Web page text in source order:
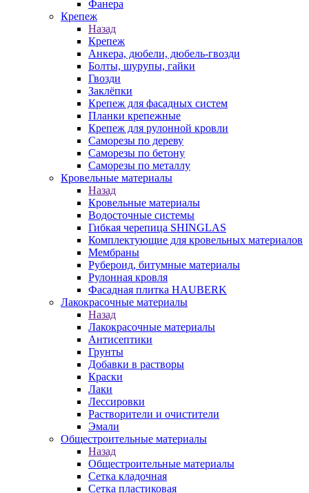
Фанера
Крепеж
Назад
Крепеж
Анкера, дюбели, дюбель-гвозди
Болты, шурупы, гайки
Гвозди
Заклёпки
Крепеж для фасадных систем
Планки крепежные
Крепеж для рулонной кровли
Саморезы по дереву
Саморезы по бетону
Саморезы по металлу
Кровельные материалы
Назад
Кровельные материалы
Водосточные системы
Гибкая черепица SHINGLAS
Комплектующие для кровельных материалов
Мембраны
Рубероид, битумные материалы
Рулонная кровля
Фасадная плитка HAUBERK
Лакокрасочные материалы
Назад
Лакокрасочные материалы
Антисептики
Грунты
Добавки в растворы
Краски
Лаки
Лессировки
Растворители и очистители
Эмали
Общестроительные материалы
Назад
Общестроительные материалы
Сетка кладочная
Сетка пластиковая